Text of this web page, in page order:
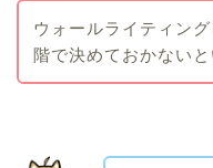
ウォールライティン
階で決めておかないと